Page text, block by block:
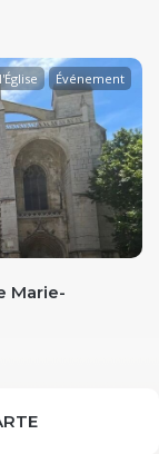
Événement
Marie-